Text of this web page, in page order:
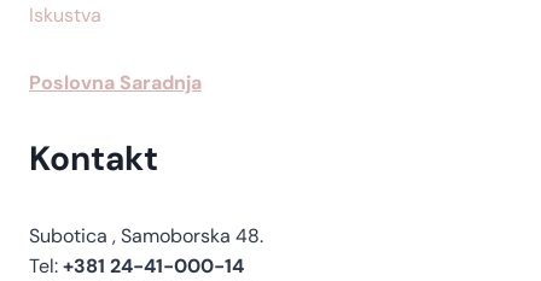
Iskustva
Poslovna Saradnja
Kontakt
Subotica , Samoborska 48.
Tel:+381 24-41-000-14